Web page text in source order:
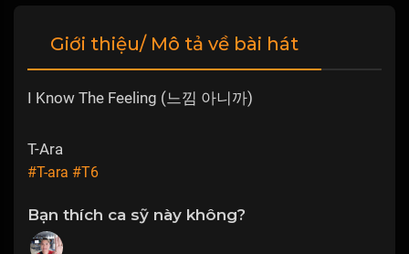
Giới thiệu/ Mô tả về bài hát
I Know The Feeling (느낌 아니까)
T-Ara
#T-ara #T6
Bạn thích ca sỹ này không?